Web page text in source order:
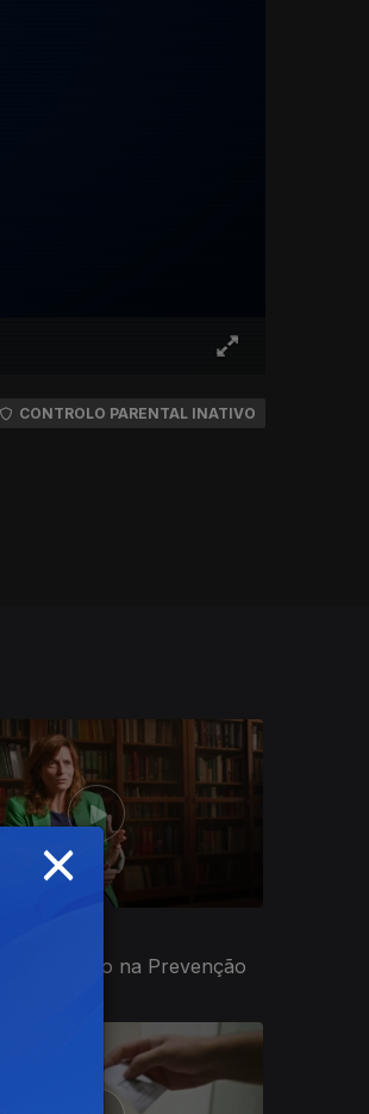
CONTROLO PARENTAL INATIVO
Revolução na Prevenção
×